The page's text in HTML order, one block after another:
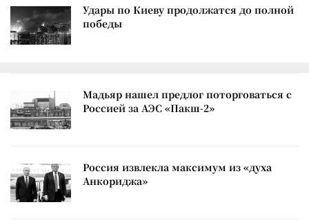
Удары по Киеву продолжатся до полной
победы
Мадьяр нашел предлог поторговаться с
Россией за АЭС «Пакш-2»
Россия извлекла максимум из «духа
Анкориджа»